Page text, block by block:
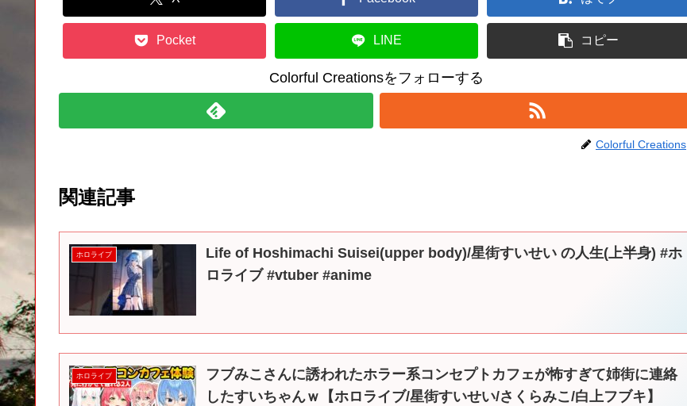
Pocket LINE コピー
Colorful Creationsをフォローする
Colorful Creations
関連記事
ホロライブ
Life of Hoshimachi Suisei(upper body)/星街すいせい の人生(上半身) #ホ
ロライブ #vtuber #anime
ホロライブ
フブみこさんに誘われたホラー系コンセプトカフェが怖すぎて姉街に連絡
したすいちゃんｗ【ホロライブ/星街すいせい/さくらみこ/白上フブキ】